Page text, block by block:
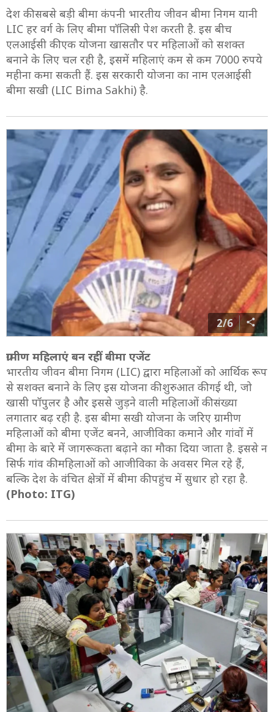
देश की सबसे बड़ी बीमा कंपनी भारतीय जीवन बीमा निगम यानी
LIC हर वर्ग के लिए बीमा पॉलिसी पेश करती है. इस बीच
एलआईसी की एक योजना खासतौर पर महिलाओं को सशक्त
बनाने के लिए चल रही है, इसमें महिलाएं कम से कम 7000 रुपये
महीना कमा सकती हैं. इस सरकारी योजना का नाम एलआईसी
बीमा सखी (LIC Bima Sakhi) है.
2/6
ग्रामीण महिलाएं बन रहीं बीमा एजेंट
भारतीय जीवन बीमा निगम (LIC) द्वारा महिलाओं को आर्थिक रूप
से सशक्त बनाने के लिए इस योजना की शुरुआत की गई थी, जो
खासी पॉपुलर है और इससे जुड़ने वाली महिलाओं की संख्या
लगातार बढ़ रही है. इस बीमा सखी योजना के जरिए ग्रामीण
महिलाओं को बीमा एजेंट बनने, आजीविका कमाने और गांवों में
बीमा के बारे में जागरूकता बढ़ाने का मौका दिया जाता है. इससे न
सिर्फ गांव की महिलाओं को आजीविका के अवसर मिल रहे हैं,
बल्कि देश के वंचित क्षेत्रों में बीमा की पहुंच में सुधार हो रहा है.
(Photo: ITG)